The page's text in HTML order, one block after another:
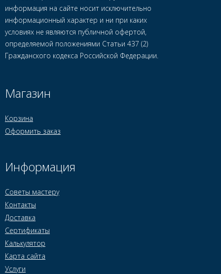
информация на сайте носит исключительно
информационный характер и ни при каких
условиях не являются публичной офертой,
определяемой положениями Статьи 437 (2)
Гражданского кодекса Российской Федерации.
Магазин
Корзина
Оформить заказ
Информация
Советы мастеру
Контакты
Доставка
Сертификаты
Калькулятор
Карта сайта
Услуги